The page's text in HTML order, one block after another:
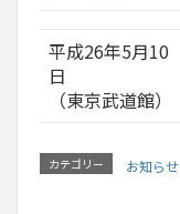
平成26年5月10
日
（東京武道館）
カテゴリー お知らせ